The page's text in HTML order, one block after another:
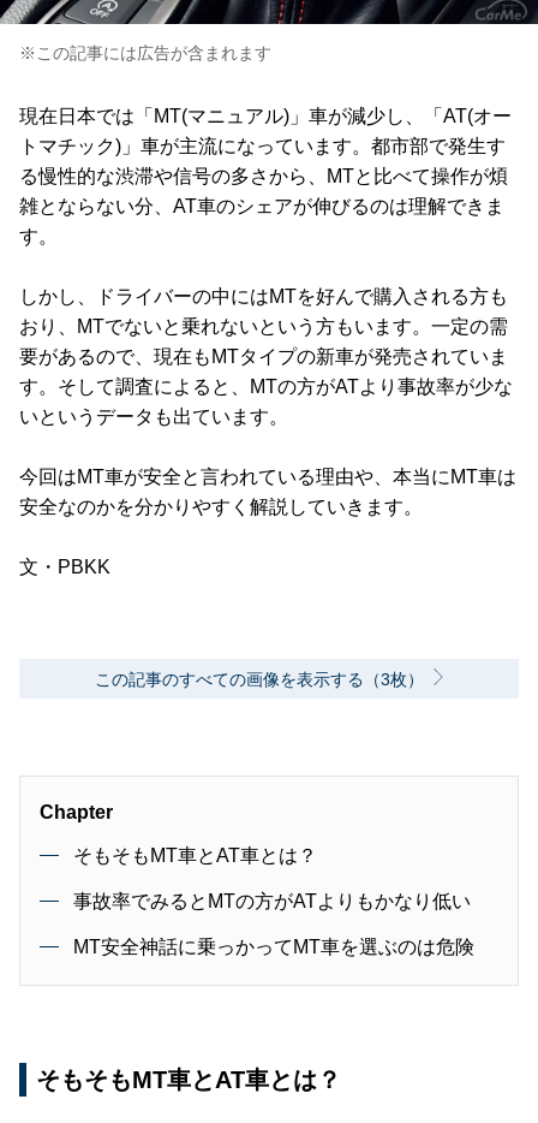
※この記事には広告が含まれます
現在日本では「MT(マニュアル)」車が減少し、「AT(オー
トマチック)」車が主流になっています。都市部で発生す
る慢性的な渋滞や信号の多さから、MTと比べて操作が煩
雑とならない分、AT車のシェアが伸びるのは理解できま
す。
しかし、ドライバーの中にはMTを好んで購入される方も
おり、MTでないと乗れないという方もいます。一定の需
要があるので、現在もMTタイプの新車が発売されていま
す。そして調査によると、MTの方がATより事故率が少な
いというデータも出ています。
今回はMT車が安全と言われている理由や、本当にMT車は
安全なのかを分かりやすく解説していきます。
文・PBKK
この記事のすべての画像を表示する（3枚）
Chapter
そもそもMT車とAT車とは？
事故率でみるとMTの方がATよりもかなり低い
MT安全神話に乗っかってMT車を選ぶのは危険
そもそもMT車とAT車とは？